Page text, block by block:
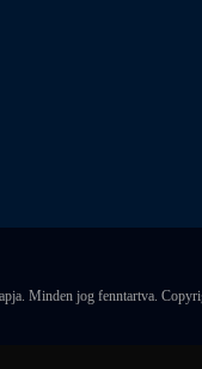
Minden jog fenntartva.